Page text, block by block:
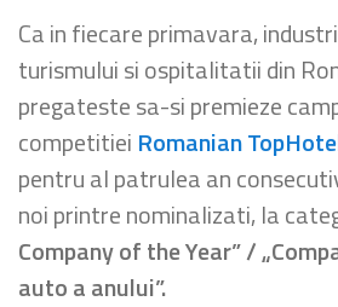
Ca in fiecare primavara,
turismului si ospitalitatii din
pregateste sa-si premieze
competitiei Romanian
pentru al patrulea an
noi printre nominalizati, la
Company of the Year” /
auto a anului”.